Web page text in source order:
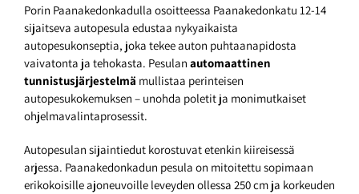
Porin Paanakedonkadulla osoitteessa Paanakedonkatu 12-14
sijaitseva autopesula edustaa nykyaikaista
autopesukonseptia, joka tekee auton puhtaanapidosta
vaivatonta ja tehokasta. Pesulan automaattinen
tunnistusjärjestelmä mullistaa perinteisen
autopesukokemuksen – unohda poletit ja monimutkaiset
ohjelmavalintaprosessit.
Autopesulan sijaintiedut korostuvat etenkin kiireisessä
arjessa. Paanakedonkadun pesula on mitoitettu sopimaan
erikokoisille ajoneuvoille leveyden ollessa 250 cm ja korkeuden